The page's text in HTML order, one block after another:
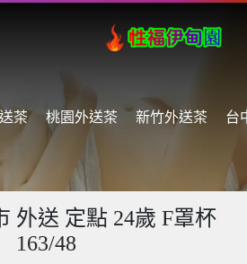
茶 桃園外送茶 新竹外送茶 台
外送 定點 24歲 F罩杯
163/48